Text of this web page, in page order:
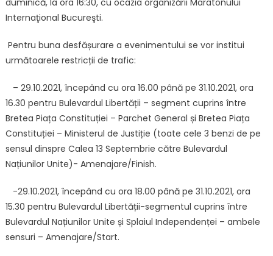
Internaţional Bucureşti.
Pentru buna desfășurare a evenimentului se vor institui
următoarele restricții de trafic:
– 29.10.2021, începând cu ora 16.00 până pe 31.10.2021, ora
16.30 pentru Bulevardul Libertății – segment cuprins între
Bretea Piața Constituției – Parchet General și Bretea Piața
Constituției – Ministerul de Justiție (toate cele 3 benzi de pe
sensul dinspre Calea 13 Septembrie către Bulevardul
Națiunilor Unite)- Amenajare/Finish.
-29.10.2021, începând cu ora 18.00 până pe 31.10.2021, ora
15.30 pentru Bulevardul Libertății-segmentul cuprins între
Bulevardul Națiunilor Unite și Splaiul Independenței – ambele
sensuri – Amenajare/Start.